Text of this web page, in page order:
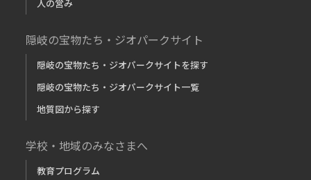
人の営み
隠岐の宝物たち・ジオパークサイト
隠岐の宝物たち・ジオパークサイトを探す
隠岐の宝物たち・ジオパークサイト一覧
地質図から探す
学校・地域のみなさまへ
教育プログラム